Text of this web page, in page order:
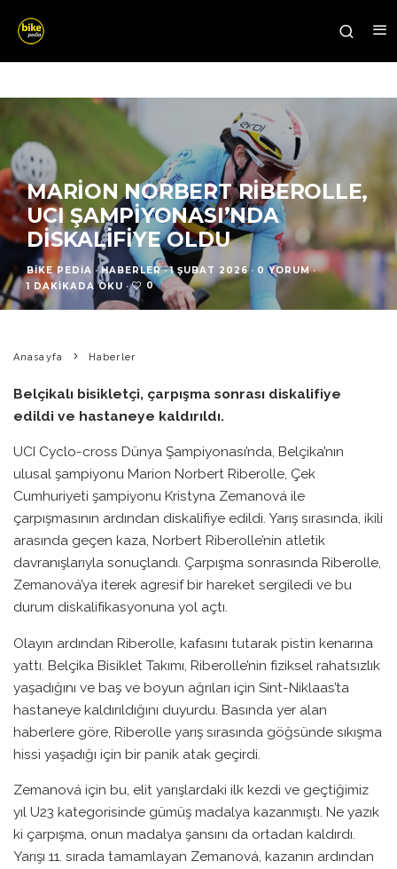
MARION NORBERT RIBEROLLE,
UCI ŞAMPIYONASI’NDA
DISKALIFIYE OLDU
BIKE PEDIA · HABERLER · 1 ŞUBAT 2026 · 0 YORUM ·
1 DAKIKADA OKU · 0
Anasayfa Haberler
Belçikalı bisikletçi, çarpışma sonrası diskalifiye
edildi ve hastaneye kaldırıldı.
UCI Cyclo-cross Dünya Şampiyonası’nda, Belçika’nın
ulusal şampiyonu Marion Norbert Riberolle, Çek
Cumhuriyeti şampiyonu Kristyna Zemanová ile
çarpışmasının ardından diskalifiye edildi. Yarış sırasında, ikili
arasında geçen kaza, Norbert Riberolle’nin atletik
davranışlarıyla sonuçlandı. Çarpışma sonrasında Riberolle,
Zemanová’ya iterek agresif bir hareket sergiledi ve bu
durum diskalifikasyonuna yol açtı.
Olayın ardından Riberolle, kafasını tutarak pistin kenarına
yattı. Belçika Bisiklet Takımı, Riberolle’nin fiziksel rahatsızlık
yaşadığını ve baş ve boyun ağrıları için Sint-Niklaas’ta
hastaneye kaldırıldığını duyurdu. Basında yer alan
haberlere göre, Riberolle yarış sırasında göğsünde sıkışma
hissi yaşadığı için bir panik atak geçirdi.
Zemanová için bu, elit yarışlardaki ilk kezdi ve geçtiğimiz
yıl U23 kategorisinde gümüş madalya kazanmıştı. Ne yazık
ki çarpışma, onun madalya şansını da ortadan kaldırdı.
Yarışı 11. sırada tamamlayan Zemanová, kazanın ardından